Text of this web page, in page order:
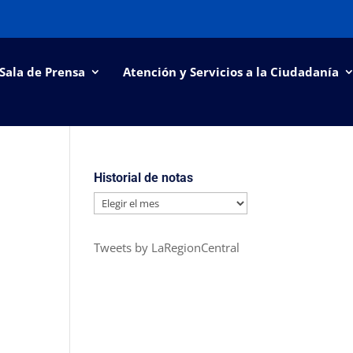
Sala de Prensa Atención y Servicios a la Ciudadanía
Historial de notas
Historial
notas
Tweets by LaRegionCentral